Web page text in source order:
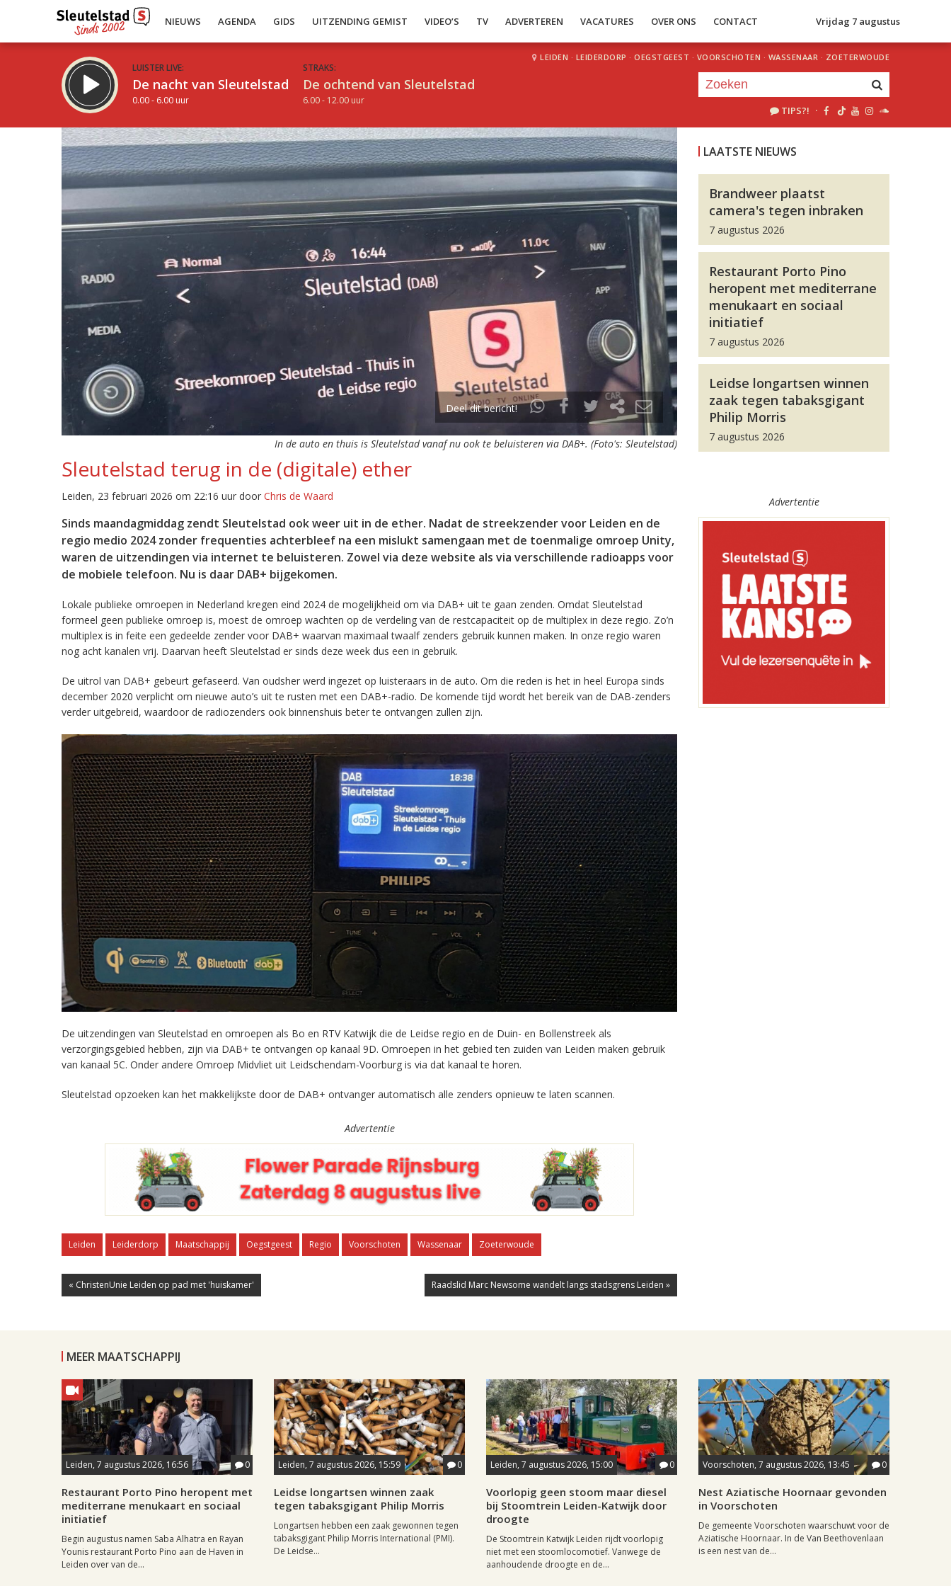
NIEUWS AGENDA GIDS UITZENDING GEMIST VIDEO’S TV ADVERTEREN VACATURES OVER ONS CONTACT Vrijdag 7 augustus
LUISTER LIVE:
De nacht van Sleutelstad
0.00 - 6.00 uur
STRAKS:
De ochtend van Sleutelstad
6.00 - 12.00 uur
LEIDEN · LEIDERDORP · OEGSTGEEST · VOORSCHOTEN · WASSENAAR · ZOETERWOUDE
TIPS?! ·
Deel dit bericht!
In de auto en thuis is Sleutelstad vanaf nu ook te beluisteren via DAB+. (Foto's: Sleutelstad)
Sleutelstad terug in de (digitale) ether
Leiden, 23 februari 2026 om 22:16 uur door Chris de Waard
Sinds maandagmiddag zendt Sleutelstad ook weer uit in de ether. Nadat de streekzender voor Leiden en de
regio medio 2024 zonder frequenties achterbleef na een mislukt samengaan met de toenmalige omroep Unity,
waren de uitzendingen via internet te beluisteren. Zowel via deze website als via verschillende radioapps voor
de mobiele telefoon. Nu is daar DAB+ bijgekomen.
Lokale publieke omroepen in Nederland kregen eind 2024 de mogelijkheid om via DAB+ uit te gaan zenden. Omdat Sleutelstad
formeel geen publieke omroep is, moest de omroep wachten op de verdeling van de restcapaciteit op de multiplex in deze regio. Zo’n
multiplex is in feite een gedeelde zender voor DAB+ waarvan maximaal twaalf zenders gebruik kunnen maken. In onze regio waren
nog acht kanalen vrij. Daarvan heeft Sleutelstad er sinds deze week dus een in gebruik.
De uitrol van DAB+ gebeurt gefaseerd. Van oudsher werd ingezet op luisteraars in de auto. Om die reden is het in heel Europa sinds
december 2020 verplicht om nieuwe auto’s uit te rusten met een DAB+-radio. De komende tijd wordt het bereik van de DAB-zenders
verder uitgebreid, waardoor de radiozenders ook binnenshuis beter te ontvangen zullen zijn.
De uitzendingen van Sleutelstad en omroepen als Bo en RTV Katwijk die de Leidse regio en de Duin- en Bollenstreek als
verzorgingsgebied hebben, zijn via DAB+ te ontvangen op kanaal 9D. Omroepen in het gebied ten zuiden van Leiden maken gebruik
van kanaal 5C. Onder andere Omroep Midvliet uit Leidschendam-Voorburg is via dat kanaal te horen.
Sleutelstad opzoeken kan het makkelijkste door de DAB+ ontvanger automatisch alle zenders opnieuw te laten scannen.
Advertentie
Leiden Leiderdorp Maatschappij Oegstgeest Regio Voorschoten Wassenaar Zoeterwoude
« ChristenUnie Leiden op pad met 'huiskamer' Raadslid Marc Newsome wandelt langs stadsgrens Leiden »
LAATSTE NIEUWS
Brandweer plaatst
camera's tegen inbraken
7 augustus 2026
Restaurant Porto Pino
heropent met mediterrane
menukaart en sociaal
initiatief
7 augustus 2026
Leidse longartsen winnen
zaak tegen tabaksgigant
Philip Morris
7 augustus 2026
Advertentie
MEER MAATSCHAPPIJ
Leiden, 7 augustus 2026, 16:56 0
Restaurant Porto Pino heropent met
mediterrane menukaart en sociaal
initiatief
Begin augustus namen Saba Alhatra en Rayan
Younis restaurant Porto Pino aan de Haven in
Leiden over van de...
Leiden, 7 augustus 2026, 15:59 0
Leidse longartsen winnen zaak
tegen tabaksgigant Philip Morris
Longartsen hebben een zaak gewonnen tegen
tabaksgigant Philip Morris International (PMI).
De Leidse...
Leiden, 7 augustus 2026, 15:00 0
Voorlopig geen stoom maar diesel
bij Stoomtrein Leiden-Katwijk door
droogte
De Stoomtrein Katwijk Leiden rijdt voorlopig
niet met een stoomlocomotief. Vanwege de
aanhoudende droogte en de...
Voorschoten, 7 augustus 2026, 13:45 0
Nest Aziatische Hoornaar gevonden
in Voorschoten
De gemeente Voorschoten waarschuwt voor de
Aziatische Hoornaar. In de Van Beethovenlaan
is een nest van de...